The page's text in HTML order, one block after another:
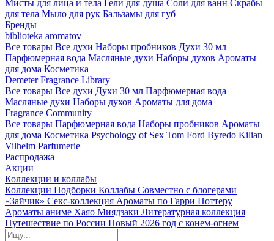
Мисты для лица и тела Гели для душа Соли для ванн Скрабы
для тела Мыло для рук Бальзамы для губ
Бренды
biblioteka aromatov
Все товары Все духи Наборы пробников Духи 30 мл
Парфюмерная вода Масляные духи Наборы духов Ароматы
для дома Косметика
Demeter Fragrance Library
Все товары Все духи Духи 30 мл Парфюмерная вода
Масляные духи Наборы духов Ароматы для дома
Fragrance Community
Все товары Парфюмерная вода Наборы пробников Ароматы
для дома Косметика Psychology of Sex Tom Ford Byredo Kilian
Vilhelm Parfumerie
Распродажа
Акции
Коллекции и коллабы
Коллекции Подборки Коллабы Совместно с блогерами
«Зайчик» Секс-коллекция Ароматы по Гарри Поттеру
Ароматы аниме Хаяо Миядзаки Литературная коллекция
Путешествие по России Новый 2026 год с конем-огнем